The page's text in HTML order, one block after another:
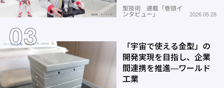
型技術 連載「巻頭イ
ンタビュー」
2026.05.28
「宇宙で使える金型」の
開発実現を目指し、企業
間連携を推進―ワールド
工業